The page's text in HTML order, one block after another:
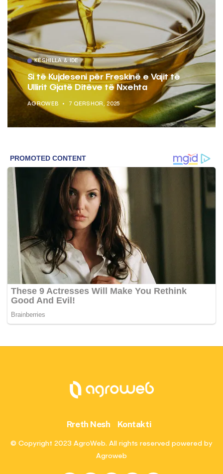
KËSHILLA & IDE
Si të Kujdeseni për Freskinë e Vajit të
Ullirit Gjatë Ditëve të Nxehta
AGROWEB 7 QERSHOR, 2025
Rreth Nesh Kontakti
© Copyright 2023 AgroWeb. All rights reserved powered by
Agroweb